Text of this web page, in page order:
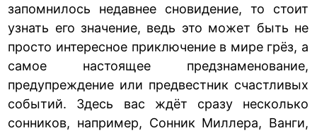
запомнилось недавнее сновидение, то стоит
узнать его значение, ведь это может быть не
просто интересное приключение в мире грёз, а
самое настоящее предзнаменование,
предупреждение или предвестник счастливых
событий. Здесь вас ждёт сразу несколько
сонников, например, Сонник Миллера, Ванги,